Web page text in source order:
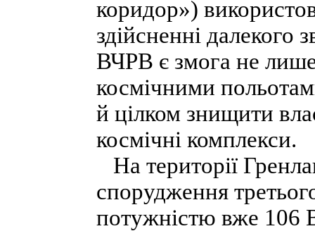
коридор»)
здійсненні далекого
ВЧРВ є змога не
космічними
й цілком знищити
космічні комплекси.
На території
спорудження
потужністю вже 106